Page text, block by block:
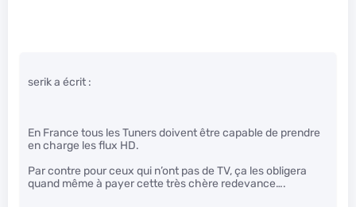
serik a écrit :
En France tous les Tuners doivent être capable de prendre
en charge les flux HD.
Par contre pour ceux qui n’ont pas de TV, ça les obligera
quand même à payer cette très chère redevance….